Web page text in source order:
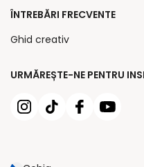
URMĂREȘTE-NE PENTRU
ÎNTREBĂRI FRECVENTE
Ghid creativ